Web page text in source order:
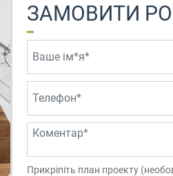
ЗАМОВИТИ
Прикріпіть план проекту